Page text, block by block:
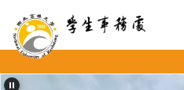
到
主
內